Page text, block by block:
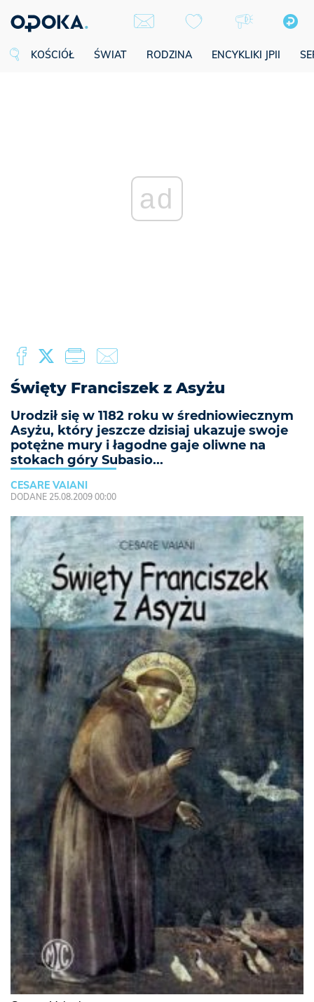
KOŚCIÓŁ ŚWIAT RODZINA ENCYKLIKI JPII
ad
Święty Franciszek z Asyżu
Urodził się w 1182 roku w średniowiecznym
Asyżu, który jeszcze dzisiaj ukazuje swoje
potężne mury i łagodne gaje oliwne na
stokach góry Subasio...
CESARE VAIANI
DODANE 25.08.2009 00:00